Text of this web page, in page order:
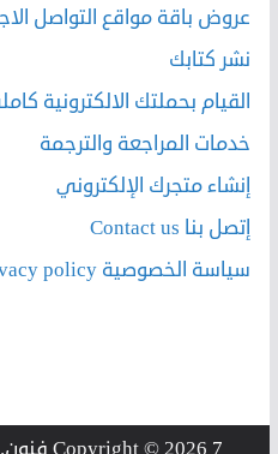
عروض باقة مواقع التواصل
نشر كتابك
القيام بحملتك الالكترونية
خدمات المراجعة والترجمة
إنشاء متجرك الإلكتروني
إتصل بنا Contact us
سياسة الخصوصية Privacy policy